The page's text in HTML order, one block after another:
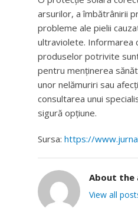
arsurilor, a îmbătrânirii
probleme ale pielii
ultraviolete. Informarea
produselor potrivite
pentru menținerea
unor nelămuriri sau
consultarea unui
sigură opțiune.
Sursa: https://
About the
View all